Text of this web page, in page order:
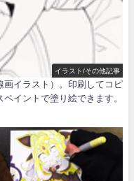
イラスト/その他記事
画イラスト）。印刷してコピ
イントで塗り絵できます。